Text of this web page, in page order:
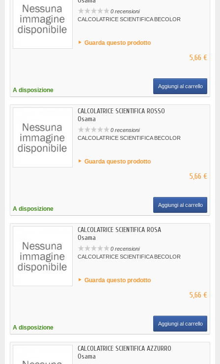
0 recensioni
CALCOLATRICE SCIENTIFICA BECOLOR
Guarda questo prodotto
5,66 €
A disposizione
Aggiungi al carrello
CALCOLATRICE SCIENTIFICA ROSSO
Osama
0 recensioni
CALCOLATRICE SCIENTIFICA BECOLOR
Guarda questo prodotto
5,66 €
A disposizione
Aggiungi al carrello
CALCOLATRICE SCIENTIFICA ROSA
Osama
0 recensioni
CALCOLATRICE SCIENTIFICA BECOLOR
Guarda questo prodotto
5,66 €
A disposizione
Aggiungi al carrello
CALCOLATRICE SCIENTIFICA AZZURRO
Osama